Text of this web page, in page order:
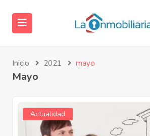
Inicio 2021 mayo
Mayo
Actualidad